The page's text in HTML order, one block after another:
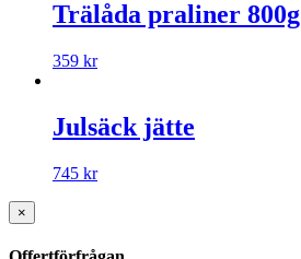
Trälåda praliner 800g
359 kr
Julsäck jätte
745 kr
×